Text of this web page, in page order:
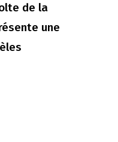
de la
une